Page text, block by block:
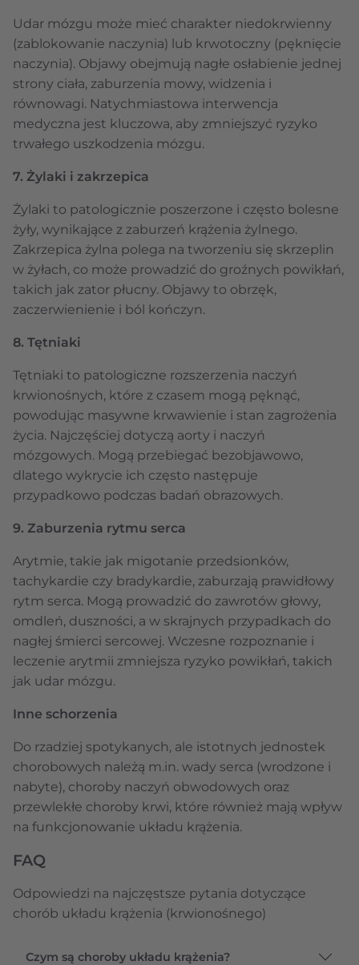
Udar mózgu może mieć charakter niedokrwienny
(zablokowanie naczynia) lub krwotoczny (pęknięcie
naczynia). Objawy obejmują nagłe osłabienie jednej
strony ciała, zaburzenia mowy, widzenia i
równowagi. Natychmiastowa interwencja
medyczna jest kluczowa, aby zmniejszyć ryzyko
trwałego uszkodzenia mózgu.
7. Żylaki i zakrzepica
Żylaki to patologicznie poszerzone i często bolesne
żyły, wynikające z zaburzeń krążenia żylnego.
Zakrzepica żylna polega na tworzeniu się skrzeplin
w żyłach, co może prowadzić do groźnych powikłań,
takich jak zator płucny. Objawy to obrzęk,
zaczerwienienie i ból kończyn.
8. Tętniaki
Tętniaki to patologiczne rozszerzenia naczyń
krwionośnych, które z czasem mogą pęknąć,
powodując masywne krwawienie i stan zagrożenia
życia. Najczęściej dotyczą aorty i naczyń
mózgowych. Mogą przebiegać bezobjawowo,
dlatego wykrycie ich często następuje
przypadkowo podczas badań obrazowych.
9. Zaburzenia rytmu serca
Arytmie, takie jak migotanie przedsionków,
tachykardie czy bradykardie, zaburzają prawidłowy
rytm serca. Mogą prowadzić do zawrotów głowy,
omdleń, duszności, a w skrajnych przypadkach do
nagłej śmierci sercowej. Wczesne rozpoznanie i
leczenie arytmii zmniejsza ryzyko powikłań, takich
jak udar mózgu.
Inne schorzenia
Do rzadziej spotykanych, ale istotnych jednostek
chorobowych należą m.in. wady serca (wrodzone i
nabyte), choroby naczyń obwodowych oraz
przewlekłe choroby krwi, które również mają wpływ
na funkcjonowanie układu krążenia.
FAQ
Odpowiedzi na najczęstsze pytania dotyczące
chorób układu krążenia (krwionośnego)
Czym są choroby układu krążenia?